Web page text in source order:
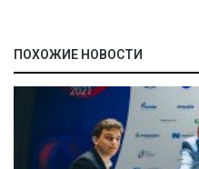
ПОХОЖИЕ НОВОСТИ